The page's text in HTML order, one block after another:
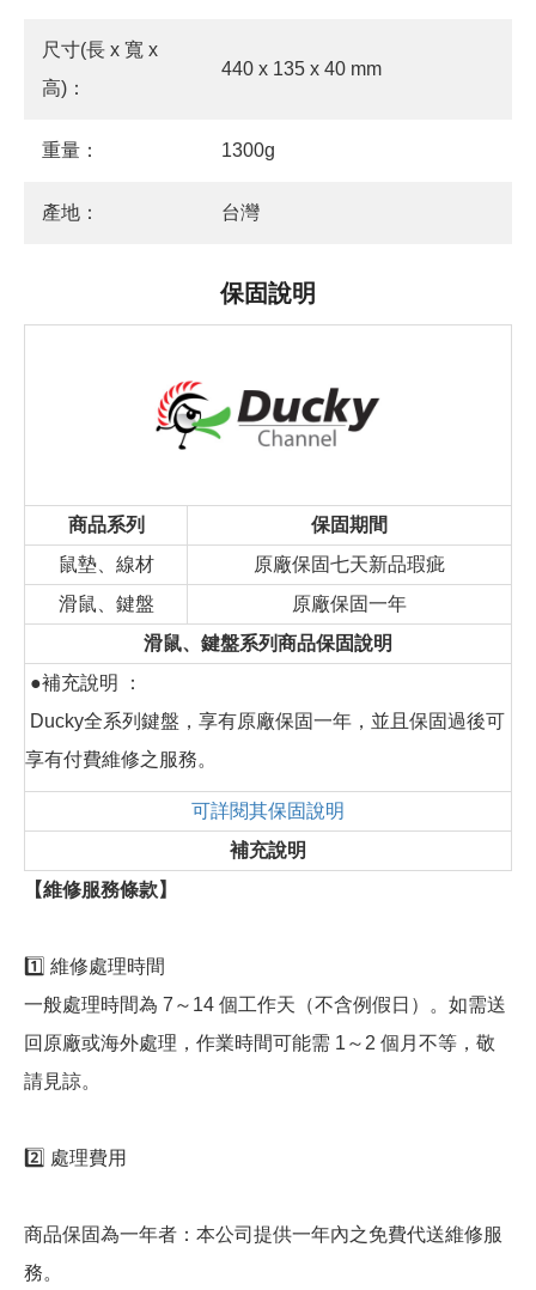
尺寸(長 x 寬 x
高)：
440 x 135 x 40 mm
重量： 1300g
產地： 台灣
保固說明
商品系列
保固期間
鼠墊、線材
原廠保固七天新品瑕疵
滑鼠、鍵盤
原廠保固一年
滑鼠、鍵盤系列商品保固說明
●補充說明 ：
Ducky全系列鍵盤，享有原廠保固一年，並且保固過後可
享有付費維修之服務。
可詳閱其保固說明
補充說明
【維修服務條款】
1️⃣ 維修處理時間
一般處理時間為 7～14 個工作天（不含例假日）。如需送
回原廠或海外處理，作業時間可能需 1～2 個月不等，敬
請見諒。
2️⃣ 處理費用
商品保固為一年者：本公司提供一年內之免費代送維修服
務。